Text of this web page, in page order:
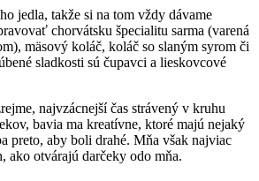
jedla, takže si na tom vždy dávame
chorvátsku špecialitu sarma (varená
mäsový koláč, koláč so slaným syrom či
sladkosti sú čupavci a lieskovcové
najvzácnejší čas strávený v kruhu
bavia ma kreatívne, ktoré majú nejaký
preto, aby boli drahé. Mňa však najviac
ako otvárajú darčeky odo mňa.